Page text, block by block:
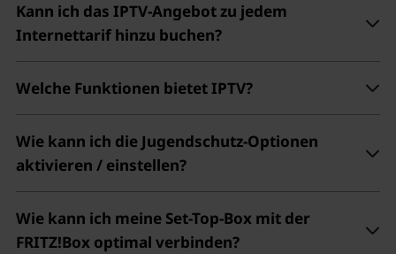
Kann ich das IPTV-Angebot zu jedem
Internettarif hinzu buchen?
Welche Funktionen bietet IPTV?
Wie kann ich die Jugendschutz-Optionen
aktivieren / einstellen?
Wie kann ich meine Set-Top-Box mit der
FRITZ!Box optimal verbinden?